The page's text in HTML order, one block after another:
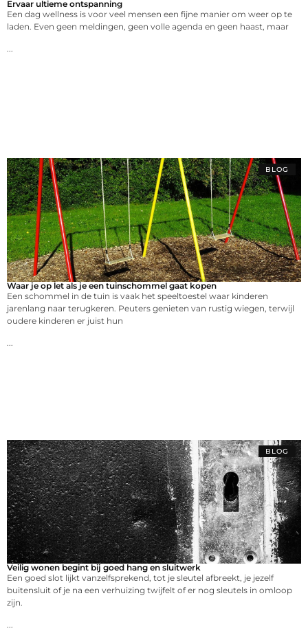
Ervaar ultieme ontspanning
Een dag wellness is voor veel mensen een fijne manier om weer op te
laden. Even geen meldingen, geen volle agenda en geen haast, maar
...
BLOG
Waar je op let als je een tuinschommel gaat kopen
Een schommel in de tuin is vaak het speeltoestel waar kinderen
jarenlang naar terugkeren. Peuters genieten van rustig wiegen, terwijl
oudere kinderen er juist hun
...
BLOG
Veilig wonen begint bij goed hang en sluitwerk
Een goed slot lijkt vanzelfsprekend, tot je sleutel afbreekt, je jezelf
buitensluit of je na een verhuizing twijfelt of er nog sleutels in omloop
zijn.
...